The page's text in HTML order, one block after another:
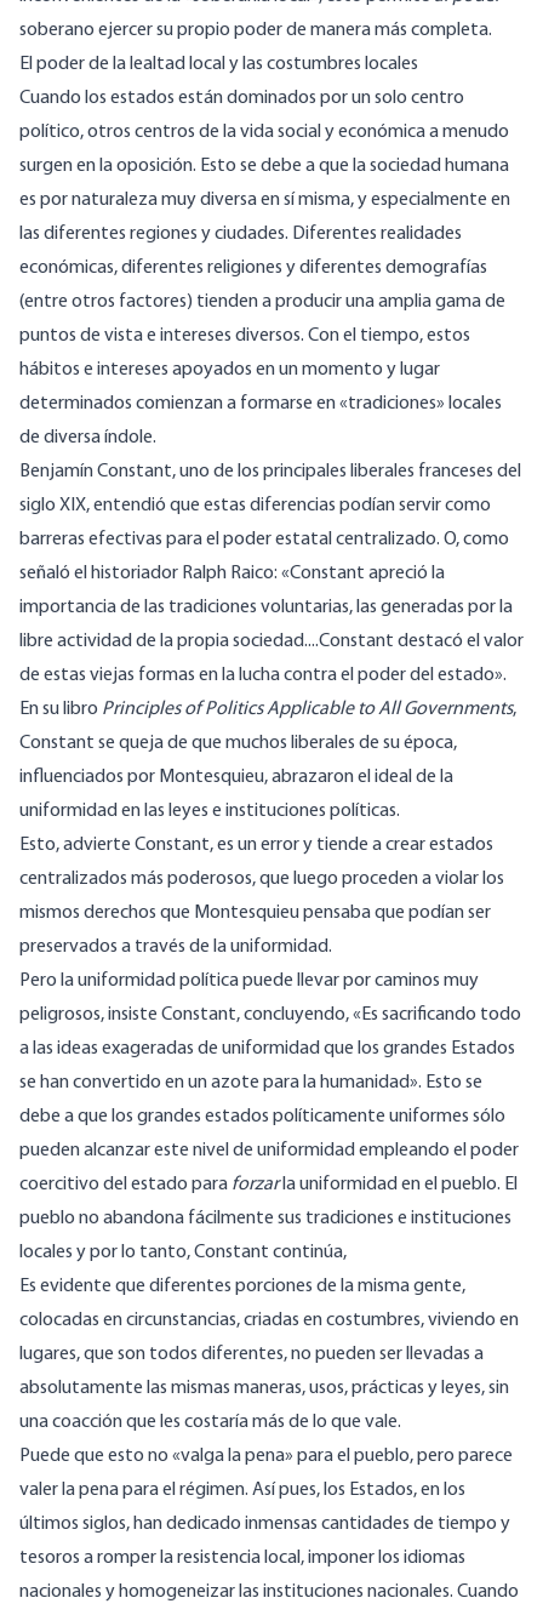
soberano ejercer su propio poder de manera más completa.
El poder de la lealtad local y las costumbres locales
Cuando los estados están dominados por un solo centro
político, otros centros de la vida social y económica a menudo
surgen en la oposición. Esto se debe a que la sociedad humana
es por naturaleza muy diversa en sí misma, y especialmente en
las diferentes regiones y ciudades. Diferentes realidades
económicas, diferentes religiones y diferentes demografías
(entre otros factores) tienden a producir una amplia gama de
puntos de vista e intereses diversos. Con el tiempo, estos
hábitos e intereses apoyados en un momento y lugar
determinados comienzan a formarse en «tradiciones» locales
de diversa índole.
Benjamín Constant, uno de los principales liberales franceses del
siglo XIX, entendió que estas diferencias podían servir como
barreras efectivas para el poder estatal centralizado. O, como
señaló el historiador Ralph Raico: «Constant apreció la
importancia de las tradiciones voluntarias, las generadas por la
libre actividad de la propia sociedad....Constant destacó el valor
de estas viejas formas en la lucha contra el poder del estado».
En su libro Principles of Politics Applicable to All Governments,
Constant se queja de que muchos liberales de su época,
influenciados por Montesquieu, abrazaron el ideal de la
uniformidad en las leyes e instituciones políticas.
Esto, advierte Constant, es un error y tiende a crear estados
centralizados más poderosos, que luego proceden a violar los
mismos derechos que Montesquieu pensaba que podían ser
preservados a través de la uniformidad.
Pero la uniformidad política puede llevar por caminos muy
peligrosos, insiste Constant, concluyendo, «Es sacrificando todo
a las ideas exageradas de uniformidad que los grandes Estados
se han convertido en un azote para la humanidad». Esto se
debe a que los grandes estados políticamente uniformes sólo
pueden alcanzar este nivel de uniformidad empleando el poder
coercitivo del estado para forzarla uniformidad en el pueblo. El
pueblo no abandona fácilmente sus tradiciones e instituciones
locales y por lo tanto, Constant continúa,
Es evidente que diferentes porciones de la misma gente,
colocadas en circunstancias, criadas en costumbres, viviendo en
lugares, que son todos diferentes, no pueden ser llevadas a
absolutamente las mismas maneras, usos, prácticas y leyes, sin
una coacción que les costaría más de lo que vale.
Puede que esto no «valga la pena» para el pueblo, pero parece
valer la pena para el régimen. Así pues, los Estados, en los
últimos siglos, han dedicado inmensas cantidades de tiempo y
tesoros a romper la resistencia local, imponer los idiomas
nacionales y homogeneizar las instituciones nacionales. Cuando